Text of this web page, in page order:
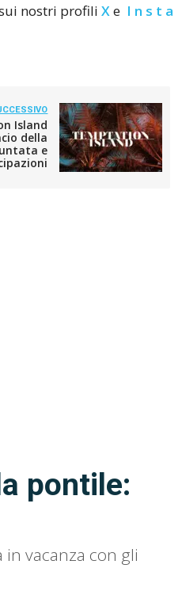
nostri profili X e I n s t a
Island
della
e
pontile:
vacanza con gli